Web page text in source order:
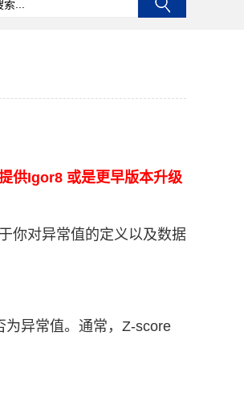
供Igor8 或是更早版本升级
你对异常值的定义以及数据
异常值。通常，Z-score